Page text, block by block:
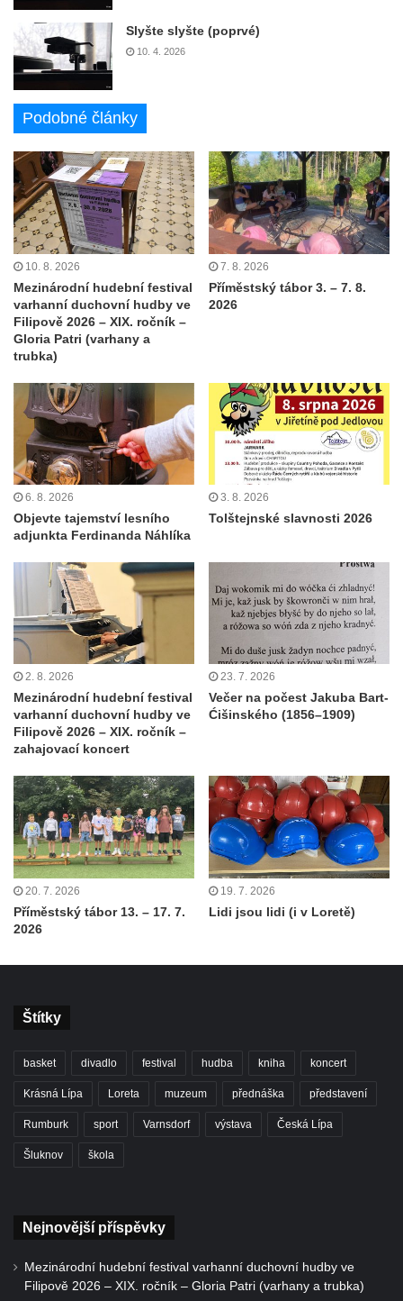
Slyšte slyšte (poprvé)
10. 4. 2026
Podobné články
10. 8. 2026
Mezinárodní hudební festival
varhanní duchovní hudby ve
Filipově 2026 – XIX. ročník –
Gloria Patri (varhany a
trubka)
7. 8. 2026
Příměstský tábor 3. – 7. 8.
2026
6. 8. 2026
Objevte tajemství lesního
adjunkta Ferdinanda Náhlíka
3. 8. 2026
Tolštejnské slavnosti 2026
2. 8. 2026
Mezinárodní hudební festival
varhanní duchovní hudby ve
Filipově 2026 – XIX. ročník –
zahajovací koncert
23. 7. 2026
Večer na počest Jakuba Bart-
Ćišinského (1856–1909)
20. 7. 2026
Příměstský tábor 13. – 17. 7.
2026
19. 7. 2026
Lidi jsou lidi (i v Loretě)
Štítky
basket divadlo festival hudba kniha koncert
Krásná Lípa Loreta muzeum přednáška představení
Rumburk sport Varnsdorf výstava Česká Lípa
Šluknov škola
Nejnovější příspěvky
Mezinárodní hudební festival varhanní duchovní hudby ve
Filipově 2026 – XIX. ročník – Gloria Patri (varhany a trubka)